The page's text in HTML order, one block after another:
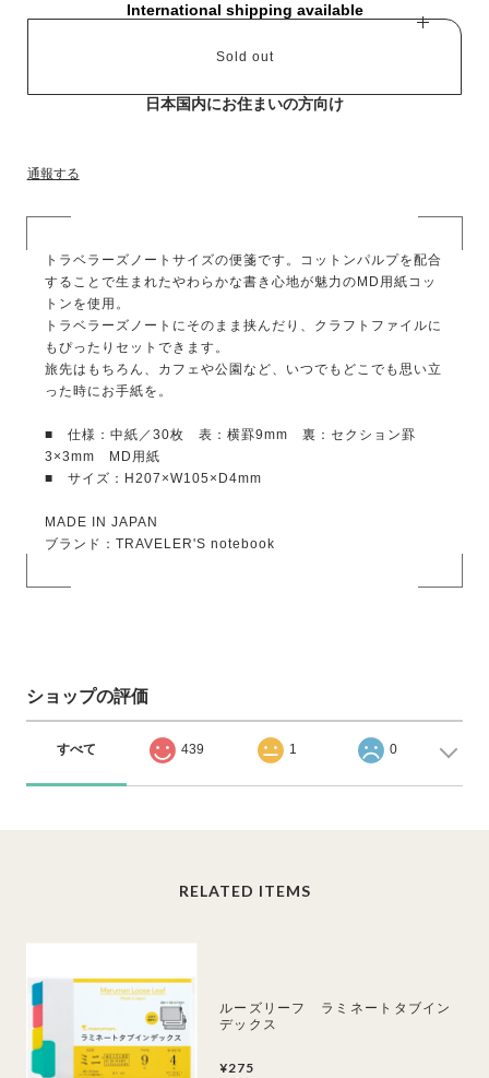
International shipping available
Sold out
日本国内にお住まいの方向け
通報する
トラベラーズノートサイズの便箋です。コットンパルプを配合
することで生まれたやわらかな書き心地が魅力のMD用紙コッ
トンを使用。
トラベラーズノートにそのまま挟んだり、クラフトファイルに
もぴったりセットできます。
旅先はもちろん、カフェや公園など、いつでもどこでも思い立
った時にお手紙を。
■ 仕様：中紙／30枚 表：横罫9mm 裏：セクション罫
3×3mm MD用紙
■ サイズ：H207×W105×D4mm
MADE IN JAPAN
ブランド：TRAVELER'S notebook
ショップの評価
すべて 439 1 0
RELATED ITEMS
ルーズリーフ ラミネートタブイン
デックス
¥275